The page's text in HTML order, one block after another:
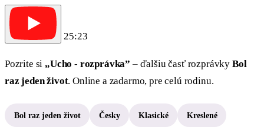
25:23
Pozrite si „Ucho - rozprávka” – ďalšiu časť rozprávky Bol
raz jeden život. Online a zadarmo, pre celú rodinu.
Bol raz jeden život Česky Klasické Kreslené